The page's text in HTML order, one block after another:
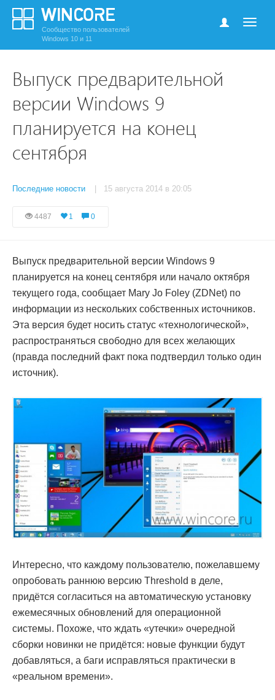
Сообщество пользователей
Windows 10 и 11
Выпуск предварительной
версии Windows 9
планируется на конец
сентября
Последние новости | 15 августа 2014 в 20:05
4487 1 0
Выпуск предварительной версии Windows 9
планируется на конец сентября или начало октября
текущего года, сообщает Mary Jo Foley (ZDNet) по
информации из нескольких собственных источников.
Эта версия будет носить статус «технологической»,
распространяться свободно для всех желающих
(правда последний факт пока подтвердил только один
источник).
Интересно, что каждому пользователю, пожелавшему
опробовать раннюю версию Threshold в деле,
придётся согласиться на автоматическую установку
ежемесячных обновлений для операционной
системы. Похоже, что ждать «утечки» очередной
сборки новинки не придётся: новые функции будут
добавляться, а баги исправляться практически в
«реальном времени».